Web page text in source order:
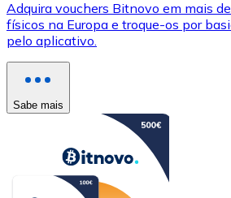
Adquira vouchers Bitnovo em mais
físicos na Europa e troque-os por
pelo aplicativo.
Sabe mais